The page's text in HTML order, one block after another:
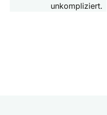
unkompliziert.